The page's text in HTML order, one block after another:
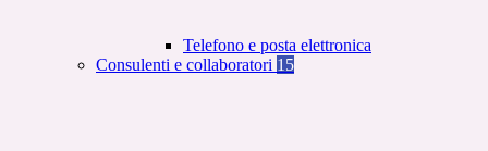
Telefono e posta elettronica
Consulenti e collaboratori 15